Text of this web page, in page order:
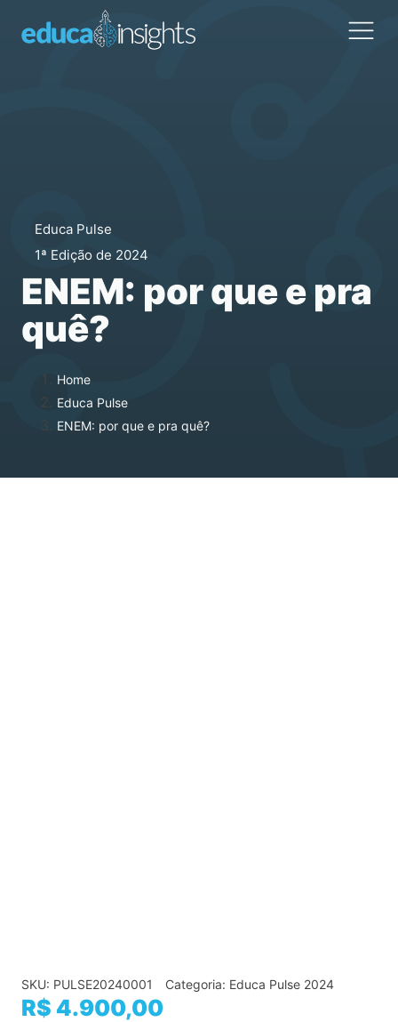
Educa Pulse
1ª Edição de 2024
ENEM: por que e pra
quê?
Home
Educa Pulse
ENEM: por que e pra quê?
SKU: PULSE20240001 Categoria: Educa Pulse 2024
R$ 4.900,00